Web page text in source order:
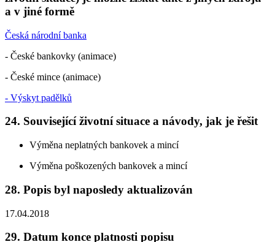
a v jiné formě
Česká národní banka
- České bankovky (animace)
- České mince (animace)
- Výskyt padělků
24. Související životní situace a návody, jak je řešit
Výměna neplatných bankovek a mincí
Výměna poškozených bankovek a mincí
28. Popis byl naposledy aktualizován
17.04.2018
29. Datum konce platnosti popisu